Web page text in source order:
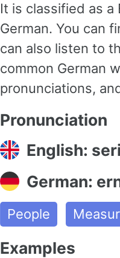
It is classified as
German. You can
can also listen to
common German
pronunciations,
Pronunciation
English:
German:
People
Examples